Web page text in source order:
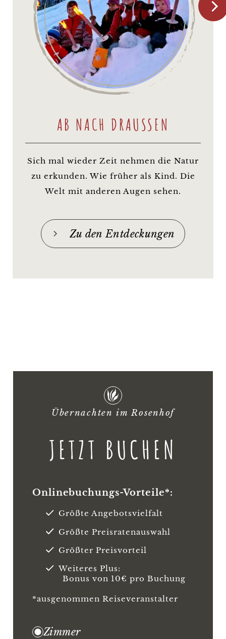
AB NACH DRAUSSEN
Sich mal wieder Zeit nehmen die Natur
zu erkunden. Wie früher als Kind. Die
Welt mit anderen Augen sehen.
Zu den Entdeckungen
Übernachten im Rosenhof
Zimmer
JETZT BUCHEN
Onlinebuchungs-Vorteile*:
Größte Angebotsvielfalt
Größte Preisratenauswahl
Größter Preisvorteil
Weiteres Plus:
Bonus von 10€ pro Buchung
*ausgenommen Reiseveranstalter